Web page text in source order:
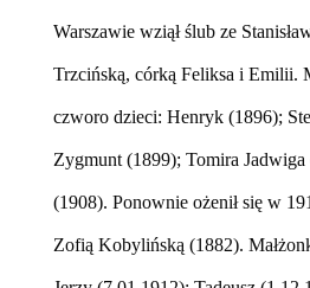
Warszawie wziął ślub ze
Trzcińską, córką Feliksa i Emilii.
czworo dzieci: Henryk (1896);
Zygmunt (1899); Tomira Jadwiga
(1908). Ponownie ożenił się w
Zofią Kobylińską (1882).